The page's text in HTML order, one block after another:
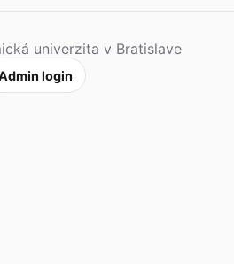
univerzita v Bratislave
login